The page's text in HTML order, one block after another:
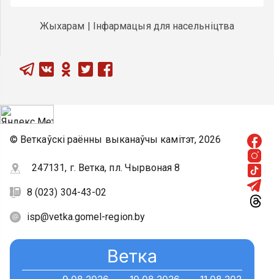
Жыхарам | Інфармацыя для насельніцтва
© Веткаўскі раённы выканаўчы камітэт, 2026
247131, г. Ветка, пл. Чырвоная 8
8 (023) 304-43-02
isp@vetka.gomel-region.by
Ветка